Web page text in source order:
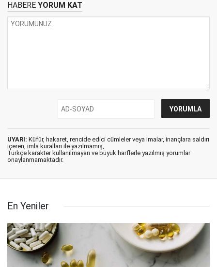
HABERE YORUM KAT
UYARI: Küfür, hakaret, rencide edici cümleler veya imalar, inançlara saldırı
içeren, imla kuralları ile yazılmamış,
Türkçe karakter kullanılmayan ve büyük harflerle yazılmış yorumlar
onaylanmamaktadır.
En Yeniler